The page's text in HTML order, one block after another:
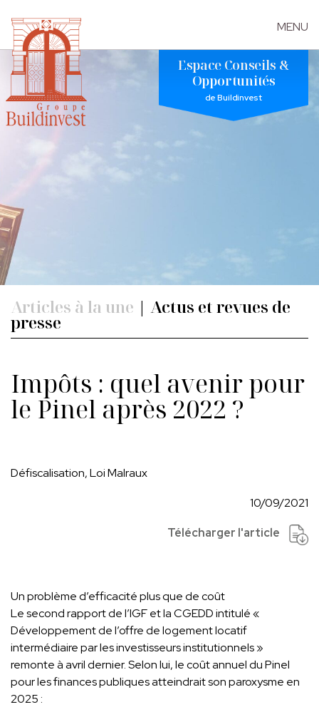
Skip
content
MENU
Espace Conseils &
Opportunités
de Buildinvest
Articles à la une | Actus et revues de
presse
Impôts : quel avenir pour
le Pinel après 2022 ?
Défiscalisation, Loi Malraux
10/09/2021
Télécharger l'article
Un problème d’efficacité plus que de coût
Le second rapport de l’IGF et la CGEDD intitulé «
Développement de l’offre de logement locatif
intermédiaire par les investisseurs institutionnels »
remonte à avril dernier. Selon lui, le coût annuel du Pinel
pour les finances publiques atteindrait son paroxysme en
2025 :